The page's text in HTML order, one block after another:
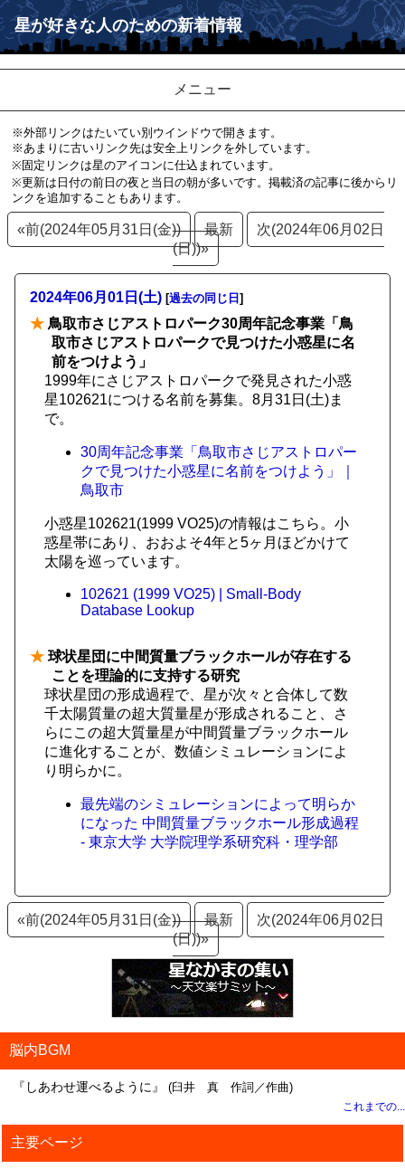
星が好きな人のための新着情報
メニュー
※外部リンクはたいてい別ウインドウで開きます。
※あまりに古いリンク先は安全上リンクを外しています。
※固定リンクは星のアイコンに仕込まれています。
※更新は日付の前日の夜と当日の朝が多いです。掲載済の記事に後からリ
ンクを追加することもあります。
«前(2024年05月31日(金)) 最新
次(2024年06月02日
(日))»
2024年06月01日(土) [過去の同じ日 ]
★ 鳥取市さじアストロパーク30周年記念事業「鳥
取市さじアストロパークで見つけた小惑星に名
前をつけよう」
1999年にさじアストロパークで発見された小惑
星102621につける名前を募集。8月31日(土)ま
で。
30周年記念事業「鳥取市さじアストロパー
クで見つけた小惑星に名前をつけよう」｜
鳥取市
小惑星102621(1999 VO25)の情報はこちら。小
惑星帯にあり、おおよそ4年と5ヶ月ほどかけて
太陽を巡っています。
102621 (1999 VO25) | Small-Body
Database Lookup
★ 球状星団に中間質量ブラックホールが存在する
ことを理論的に支持する研究
球状星団の形成過程で、星が次々と合体して数
千太陽質量の超大質量星が形成されること、さ
らにこの超大質量星が中間質量ブラックホール
に進化することが、数値シミュレーションによ
り明らかに。
最先端のシミュレーションによって明らか
になった 中間質量ブラックホール形成過程
- 東京大学 大学院理学系研究科・理学部
«前(2024年05月31日(金)) 最新
次(2024年06月02日
(日))»
脳内BGM
『しあわせ運べるように』 (臼井 真 作詞／作曲)
これまでの...
主要ページ